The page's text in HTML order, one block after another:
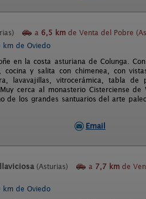
a 6,5 km de Venta del Pobre
km de Oviedo
en la costa asturiana de Colunga.
y salita con chimenea, con
lavavajillas, vitrocerámica, tabla de
cerca al monasterio Cisterciense
de los grandes santuarios del arte
Email
(Asturias) a 7,7 km de
km de Oviedo